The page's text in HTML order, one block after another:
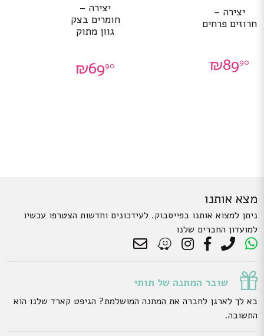
יצירה –
חרוזים פרחים
₪8990
יצירה –
חומרים בצק
גוון מתוק
₪6990
מצא אותנו
ניתן למצוא אותנו בפייסבוק. לעידכונים וחדשות הצטרפו עכשיו
למועדון החברים שלנו
שובר המתנה של תותי
בא לך לארגן לחברה את המתנה המושלמת? הגיפט קארד שלנו הוא
התשובה.